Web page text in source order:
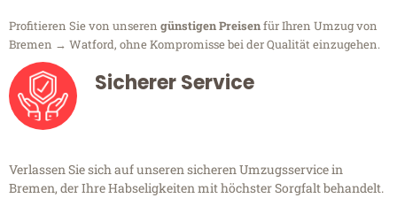
Profitieren Sie von unseren günstigen Preisenfür Ihren Umzug von
Bremen → Watford, ohne Kompromisse bei der Qualität einzugehen.
Sicherer Service
Verlassen Sie sich auf unseren sicheren Umzugsservice in
Bremen, der Ihre Habseligkeiten mit höchster Sorgfalt behandelt.